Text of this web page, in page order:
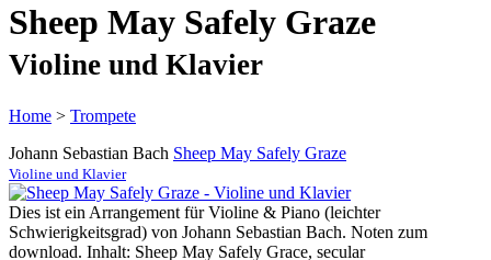
Sheep May Safely Graze
Violine und Klavier
Home > Trompete
Johann Sebastian Bach Sheep May Safely Graze
Violine und Klavier
Dies ist ein Arrangement für Violine & Piano (leichter
Schwierigkeitsgrad) von Johann Sebastian Bach. Noten zum
download. Inhalt: Sheep May Safely Grace, secular